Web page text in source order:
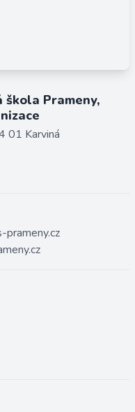
Prameny,
01 Karviná
prameny.cz